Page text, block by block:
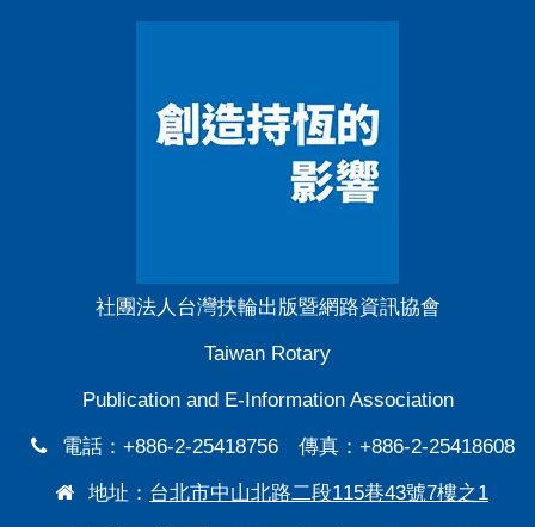
社團法人台灣扶輪出版暨網路資訊協會
Taiwan Rotary
Publication and E-Information Association
電話：+886-2-25418756 傳真：+886-2-25418608
地址： 台北市中山北路二段115巷43號7樓之1